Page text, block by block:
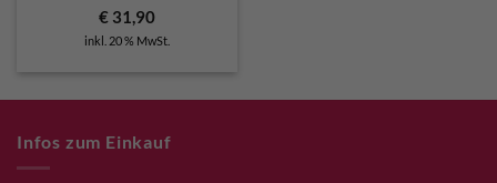
€ 31,90
inkl. 20 % MwSt.
Infos zum Einkauf